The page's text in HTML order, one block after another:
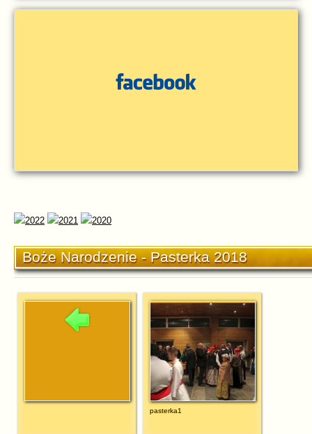
Boże Narodzenie - Pasterka 2018
pasterka1